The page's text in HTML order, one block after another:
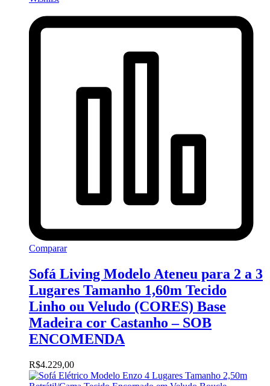
Comparar
Sofá Living Modelo Ateneu para 2 a 3
Lugares Tamanho 1,60m Tecido
Linho ou Veludo (CORES) Base
Madeira cor Castanho – SOB
ENCOMENDA
R$4.229,00